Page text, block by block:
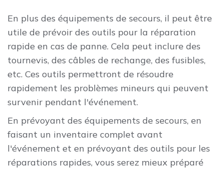
En plus des équipements de secours, il peut être
utile de prévoir des outils pour la réparation
rapide en cas de panne. Cela peut inclure des
tournevis, des câbles de rechange, des fusibles,
etc. Ces outils permettront de résoudre
rapidement les problèmes mineurs qui peuvent
survenir pendant l'événement.
En prévoyant des équipements de secours, en
faisant un inventaire complet avant
l'événement et en prévoyant des outils pour les
réparations rapides, vous serez mieux préparé